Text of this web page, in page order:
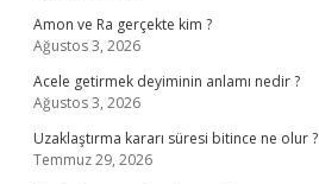
Amon ve Ra gerçekte kim ?
Ağustos 3, 2026
Acele getirmek deyiminin anlamı nedir ?
Ağustos 3, 2026
Uzaklaştırma kararı süresi bitince ne olur ?
Temmuz 29, 2026